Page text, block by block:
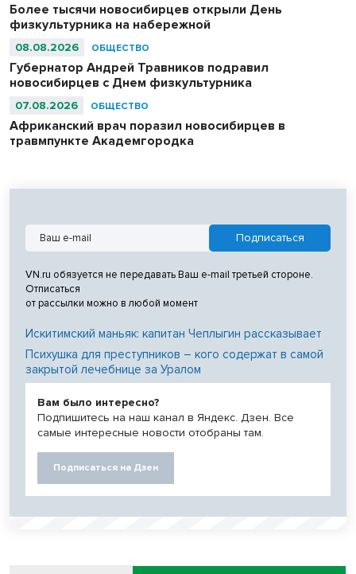
Более тысячи новосибирцев открыли День
физкультурника на набережной
08.08.2026 ОБЩЕСТВО
Губернатор Андрей Травников подравил
новосибирцев с Днем физкультурника
07.08.2026 ОБЩЕСТВО
Африканский врач поразил новосибирцев в
травмпункте Академгородка
VN.ru обязуется не передавать Ваш e-mail третьей стороне.
Отписаться
от рассылки можно в любой момент
Искитимский маньяк: капитан Чеплыгин рассказывает
Психушка для преступников – кого содержат в самой
закрытой лечебнице за Уралом
Вам было интересно?
Подпишитесь на наш канал в Яндекс. Дзен. Все
самые интересные новости отобраны там.
Подписаться на Дзен